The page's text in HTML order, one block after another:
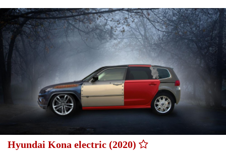
Hyundai Kona electric (2020)